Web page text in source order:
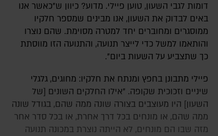
דומות לגבי השעון, טוען פיילי. מדוע? כיוון ש"כאשר אנו
באים לבדוק את השעון, אנו מבינים שמספר חלקיו
ממוסגרים ומחוברים יחד למטרה מסוימת. שהם נוצרו
והותאמו למשל כדי לייצר תנועה, והתנועה הזו מווסתת
כך שתצביע על השעות ביום".
פיילי מתבונן בחפץ ומנתח את חלקיו: מחוגים, גלגלי
שיניים וזכוכית שקופה. "אילו החלקים השונים [של
השעון] היו מעוצבים בצורה שונה ממה שהם, בגודל שונה
ממה שהם, או מונחים בכל דרך אחרת, או בכל סדר אחר
מזה שבו הם מונחים, לא הייתה נוצרת במכונה תנועה